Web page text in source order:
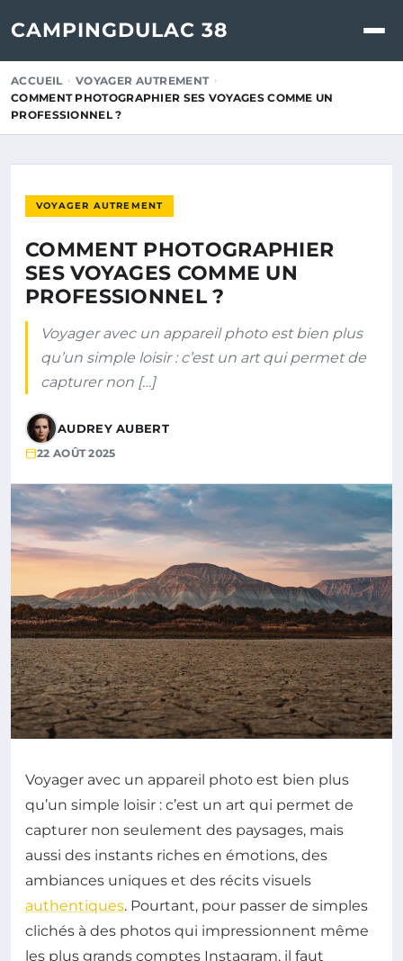
CAMPINGDULAC 38
ACCUEIL
VOYAGER AUTREMENT
COMMENT PHOTOGRAPHIER SES VOYAGES COMME UN
PROFESSIONNEL ?
VOYAGER AUTREMENT
COMMENT PHOTOGRAPHIER
SES VOYAGES COMME UN
PROFESSIONNEL ?
Voyager avec un appareil photo est bien plus
qu’un simple loisir : c’est un art qui permet de
capturer non […]
AUDREY AUBERT
22 AOÛT 2025
Voyager avec un appareil photo est bien plus
qu’un simple loisir : c’est un art qui permet de
capturer non seulement des paysages, mais
aussi des instants riches en émotions, des
ambiances uniques et des récits visuels
authentiques. Pourtant, pour passer de simples
clichés à des photos qui impressionnent même
les plus grands comptes Instagram, il faut